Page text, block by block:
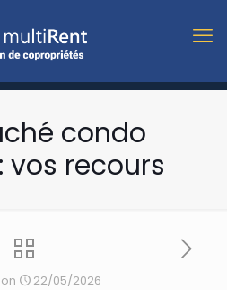
condo
vos recours
on 22/05/2026